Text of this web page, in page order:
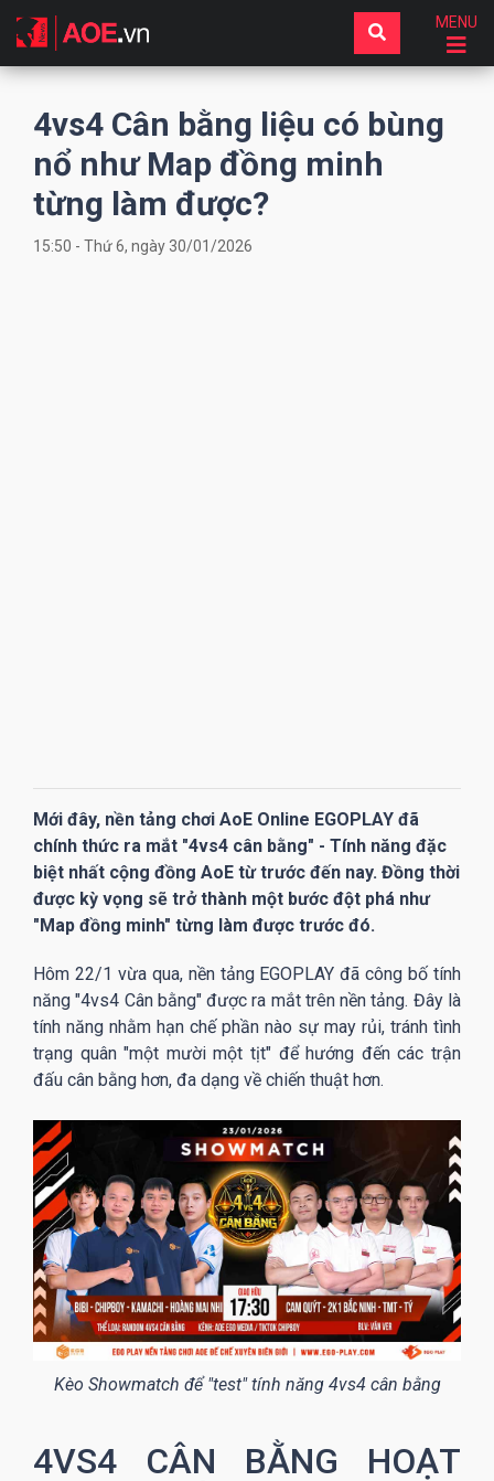
MENU
4vs4 Cân bằng liệu có bùng
nổ như Map đồng minh
từng làm được?
15:50 - Thứ 6, ngày 30/01/2026
Mới đây, nền tảng chơi AoE Online EGOPLAY đã
chính thức ra mắt "4vs4 cân bằng" - Tính năng đặc
biệt nhất cộng đồng AoE từ trước đến nay. Đồng thời
được kỳ vọng sẽ trở thành một bước đột phá như
"Map đồng minh" từng làm được trước đó.
Hôm 22/1 vừa qua, nền tảng EGOPLAY đã công bố tính
năng "4vs4 Cân bằng" được ra mắt trên nền tảng. Đây là
tính năng nhằm hạn chế phần nào sự may rủi, tránh tình
trạng quân "một mười một tịt" để hướng đến các trận
đấu cân bằng hơn, đa dạng về chiến thuật hơn.
Kèo Showmatch để "test" tính năng 4vs4 cân bằng
4VS4 CÂN BẰNG HOẠT